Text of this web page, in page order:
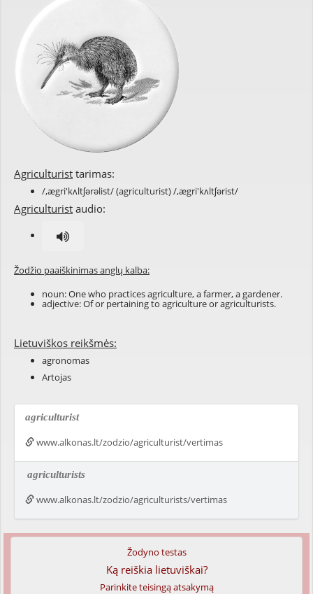
Agriculturist tarimas:
/,ægri'kʌltʃərəlist/ (agriculturist) /,ægri'kʌltʃərist/
Agriculturist audio:
Žodžio paaiškinimas anglų kalba:
noun: One who practicesagriculture, afarmer, agardener.
adjective: Of or pertaining to agriculture or agriculturists.
Lietuviškos reikšmės:
agronomas
Artojas
agriculturist
www.alkonas.lt/zodzio/agriculturist/vertimas
agriculturists
www.alkonas.lt/zodzio/agriculturists/vertimas
Žodyno testas
Ką reiškia lietuviškai?
Parinkite teisingą atsakymą